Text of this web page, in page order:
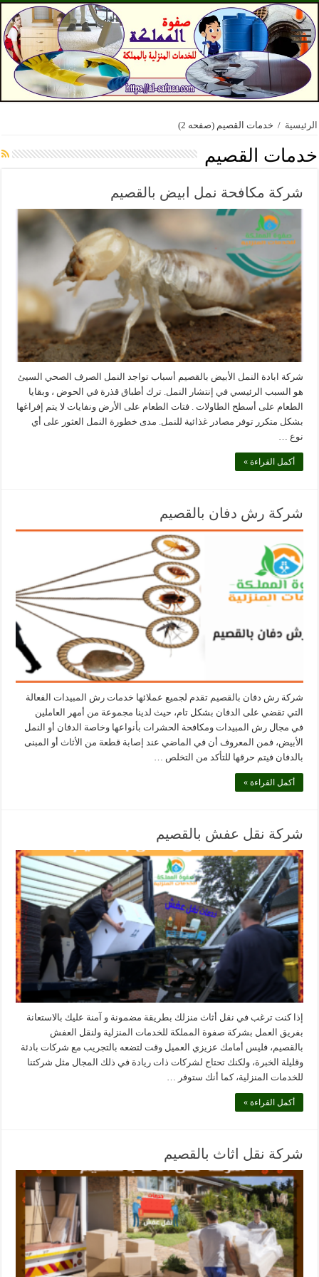
الرئيسية / خدمات القصيم (صفحه 2)
خدمات القصيم
شركة مكافحة نمل ابيض بالقصيم
شركة ابادة النمل الأبيض بالقصيم أسباب تواجد النمل الصرف الصحي السيئ
هو السبب الرئيسي في إنتشار النمل. ترك أطباق قذرة في الحوض ، وبقايا
الطعام على أسطح الطاولات . فتات الطعام على الأرض ونفايات لا يتم إفراغها
بشكل متكرر توفر مصادر غذائية للنمل. مدى خطورة النمل العثور على أي
نوع …
أكمل القراءة »
شركة رش دفان بالقصيم
شركة رش دفان بالقصيم تقدم لجميع عملائها خدمات رش المبيدات الفعالة
التي تقضي على الدفان بشكل تام، حيث لدينا مجموعة من أمهر العاملين
في مجال رش المبيدات ومكافحة الحشرات بأنواعها وخاصة الدفان أو النمل
الأبيض، فمن المعروف أن في الماضي عند إصابة قطعة من الأثاث أو المبنى
بالدفان فيتم حرقها للتأكد من التخلص …
أكمل القراءة »
شركة نقل عفش بالقصيم
إذا كنت ترغب في نقل أثاث منزلك بطريقة مضمونة و آمنة عليك بالاستعانة
بفريق العمل بشركة صفوة المملكة للخدمات المنزلية ولنقل العفش
بالقصيم، فليس أمامك عزيزي العميل وقت لتضعه بالتجريب مع شركات بادئة
وقليلة الخبرة، ولكنك تحتاج لشركات ذات ريادة في ذلك المجال مثل شركتنا
للخدمات المنزلية، كما أنك ستوفر …
أكمل القراءة »
شركة نقل اثاث بالقصيم